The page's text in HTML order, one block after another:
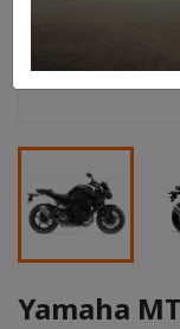
Yamaha